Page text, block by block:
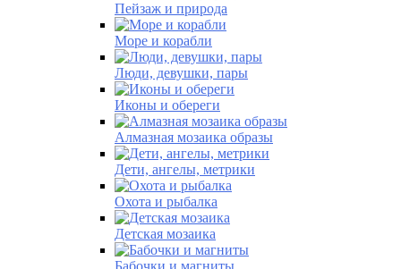
Пейзаж и природа
Море и корабли
Люди, девушки, пары
Иконы и обереги
Алмазная мозаика образы
Дети, ангелы, метрики
Охота и рыбалка
Детская мозаика